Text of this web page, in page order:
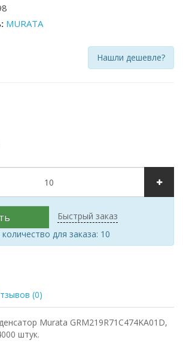
MURATA
Нашли дешевле?
Быстрый заказ
для заказа: 10
(0)
Murata GRM219R71C474KA01D,
штук.